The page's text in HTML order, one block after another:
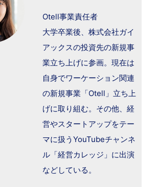
Otell事業責任者
大学卒業後、株式会社ガイ
アックスの投資先の新規事
業立ち上げに参画。現在は
自身でワーケーション関連
の新規事業「Otell」立ち上
げに取り組む。その他、経
営やスタートアップをテー
マに扱うYouTubeチャンネ
ル「経営カレッジ」に出演
などしている。